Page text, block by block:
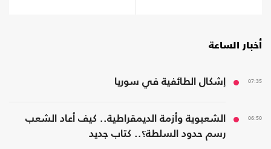
أخبار الساعة
07:35 إشكال الطائفية في سوريا
06:50
الشعبوية وأزمة الديمقراطية.. كيف أعاد الشعب
رسم حدود السلطة؟.. كتاب جديد